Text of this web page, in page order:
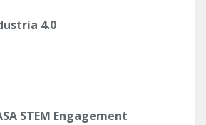
4.0
STEM Engagement